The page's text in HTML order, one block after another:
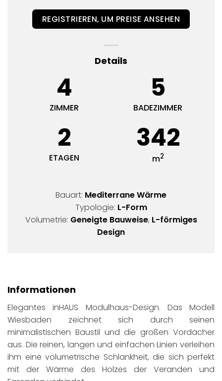
REGISTRIEREN, UM PREISE ANSEHEN
Details
4
ZIMMER
5
BADEZIMMER
2
ETAGEN
342
m2
Bauart: Mediterrane Wärme
Typologie: L-Form
Volumetrie: Geneigte Bauweise, L-förmiges
Design
Informationen
Elegantes inHAUS Modulhaus-Design. Das Modell
Wiesbaden zeichnet sich durch seinen
minimalistischen Baustil und die großen Vordächer
aus. Die reinen, langen und einfachen Linien verleihen
ihm eine volumetrische Schlankheit, die sich perfekt
mit der Wärme des Holzes der Veranden und